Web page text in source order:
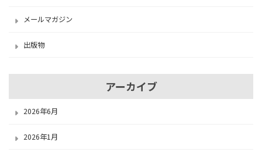
メールマガジン
出版物
アーカイブ
2026年6月
2026年1月